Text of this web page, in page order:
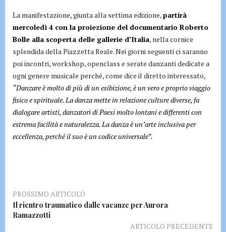
La manifestazione, giunta alla settima edizione,partirà
mercoledì 4 con la proiezione del documentario Roberto
Bolle alla scoperta delle gallerie d’Italia, nella cornice
splendida della Piazzetta Reale. Nei giorni seguenti ci saranno
poi incontri, workshop, openclass e serate danzanti dedicate a
ogni genere musicale perché, come dice il diretto interessato,
“Danzare è molto di più di un esibizione, è un vero e proprio viaggio
fisico e spirituale. La danza mette in relazione culture diverse, fa
dialogare artisti, danzatori di Paesi molto lontani e differenti con
estrema facilità e naturalezza. La danza è un’arte inclusiva per
eccellenza, perché il suo è un codice universale”.
PROSSIMO ARTICOLO
Il rientro traumatico dalle vacanze per Aurora
Ramazzotti
ARTICOLO PRECEDENTE